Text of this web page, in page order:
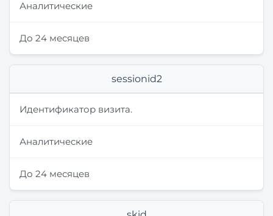
Аналитические
До 24 месяцев
sessionid2
Идентификатор визита.
Аналитические
До 24 месяцев